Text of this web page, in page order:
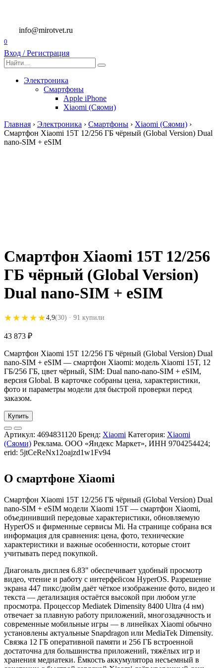
содержанию
info@mirotvet.ru
0
Вход / Регистрация
Search
for:
Электроника
Смартфоны
Apple iPhone
Xiaomi (Сяоми)
Главная › Электроника › Смартфоны › Xiaomi (Сяоми) ›
Смартфон Xiaomi 15T 12/256 ГБ чёрный (Global Version) Dual
nano-SIM + eSIM
Смартфон Xiaomi 15T 12/256
ГБ чёрный (Global Version)
Dual nano-SIM + eSIM
★★★★★
★★★★★4,9(30) · 91 купили
43 873 ₽
Смартфон Xiaomi 15T 12/256 ГБ чёрный (Global Version) Dual
nano-SIM + eSIM — смартфон Xiaomi: модель Xiaomi 15T, 12
ГБ/256 ГБ, цвет чёрный, SIM: Dual nano-nano-SIM + eSIM,
версия Global. В карточке собраны цена, характеристики,
фото и параметры модели для быстрой проверки перед
заказом.
Купить
Артикул: 4694831120 Бренд: Xiaomi Категория: Xiaomi
(Сяоми) Реклама. ООО «Яндекс Маркет», ИНН 9704254424;
erid: 5jtCeReNx12oajzd1w1Fv94
О смартфоне Xiaomi
Смартфон Xiaomi 15T 12/256 ГБ чёрный (Global Version) Dual
nano-SIM + eSIM модели Xiaomi 15T — смартфон Xiaomi,
объединивший передовые характеристики, обновляемую
HyperOS и фирменные сервисы Mi. На странице собрана вся
информация для сравнения: цена, фото, технические
характеристики и важные особенности, которые стоит
учитывать перед покупкой.
Диагональ дисплея 6.83" обеспечивает удобный просмотр
видео, чтение и работу с интерфейсом HyperOS. Разрешение
экрана 447 пикс/дюйм даёт чёткое изображение фото, видео и
текста — детализация остаётся высокой при любом угле
просмотра. Процессор Mediatek Dimensity 8400 Ultra (4 нм)
отвечает за плавную работу приложений, многозадачность и
современные мобильные игры — в линейках Xiaomi обычно
установлены актуальные Snapdragon или MediaTek Dimensity.
Связка 12 ГБ оперативной памяти и 256 ГБ встроенной
достаточна для большинства приложений, тяжёлых игр и
хранения медиатеки. Ёмкость аккумулятора несъемный в